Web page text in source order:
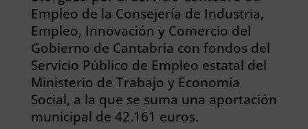
Empleo de la Consejería de Industria,
Empleo, Innovación y Comercio del
Gobierno de Cantabria con fondos del
Servicio Público de Empleo estatal del
Ministerio de Trabajo y Economía
Social, a la que se suma una aportación
municipal de 42.161 euros.